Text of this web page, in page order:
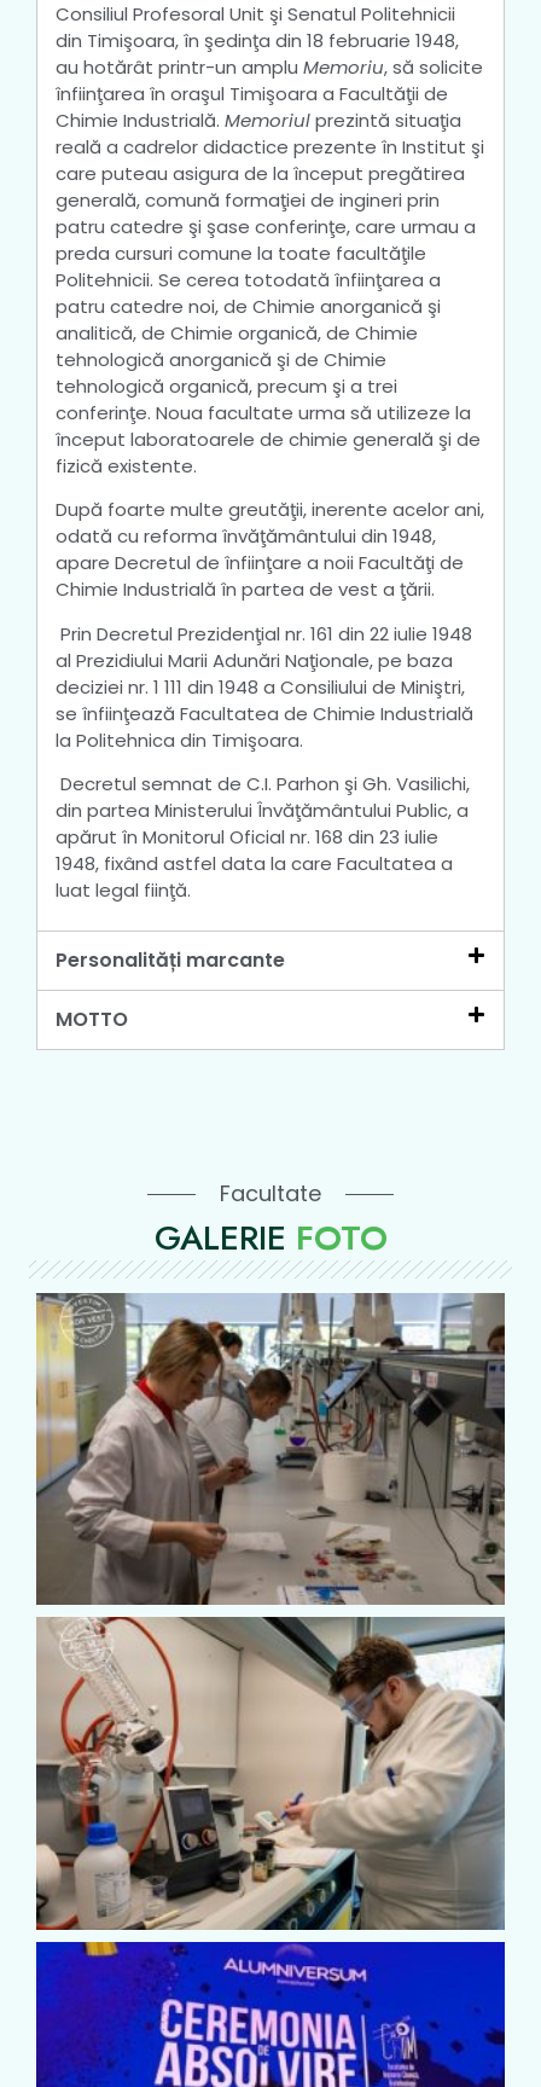
Consiliul Profesoral Unit şi Senatul Politehnicii
din Timişoara, în şedinţa din 18 februarie 1948,
au hotărât printr-un amplu Memoriu, să solicite
înfiinţarea în oraşul Timişoara a Facultăţii de
Chimie Industrială. Memoriulprezintă situaţia
reală a cadrelor didactice prezente în Institut şi
care puteau asigura de la început pregătirea
generală, comună formaţiei de ingineri prin
patru catedre şi şase conferinţe, care urmau a
preda cursuri comune la toate facultăţile
Politehnicii. Se cerea totodată înfiinţarea a
patru catedre noi, de Chimie anorganică şi
analitică, de Chimie organică, de Chimie
tehnologică anorganică şi de Chimie
tehnologică organică, precum şi a trei
conferinţe. Noua facultate urma să utilizeze la
început laboratoarele de chimie generală şi de
fizică existente.
După foarte multe greutăţii, inerente acelor ani,
odată cu reforma învăţământului din 1948,
apare Decretul de înfiinţare a noii Facultăţi de
Chimie Industrială în partea de vest a ţării.
Prin Decretul Prezidenţial nr. 161 din 22 iulie 1948
al Prezidiului Marii Adunări Naţionale, pe baza
deciziei nr. 1 111 din 1948 a Consiliului de Miniştri,
se înfiinţează Facultatea de Chimie Industrială
la Politehnica din Timişoara.
Decretul semnat de C.I. Parhon şi Gh. Vasilichi,
din partea Ministerului Învăţământului Public, a
apărut în Monitorul Oficial nr. 168 din 23 iulie
1948, fixând astfel data la care Facultatea a
luat legal fiinţă.
Personalități marcante
MOTTO
Facultate
GALERIE FOTO